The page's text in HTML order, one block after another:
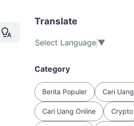
Translate
Select Language ▼
Category
Berita Populer Cari
Cari Uang Online Crypto